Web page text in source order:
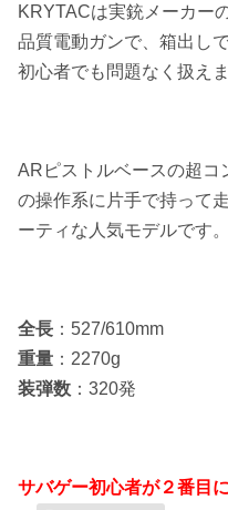
KRYTACは実銃メーカー
品質電動ガンで、箱出し
初心者でも問題なく扱えま
ARピストルベースの超コ
の操作系に片手で持って
ーティな人気モデルです。
全長 ：527/610mm
重量 ：2270g
装弾数 ：320発
サバゲー初心者が２番目